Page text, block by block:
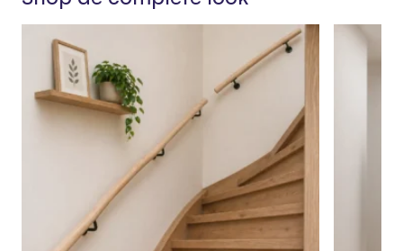
Bewerking
Geschuurd, Ontschorst, Onbehandeld
Product
Hoogte roomdivider
140 cm
020.GG.01.140
7442954986994